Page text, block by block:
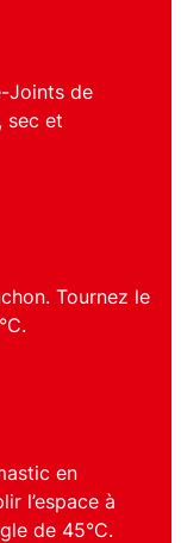
Joints de
sec et
Tournez le
en
l’espace à
de 45°C.